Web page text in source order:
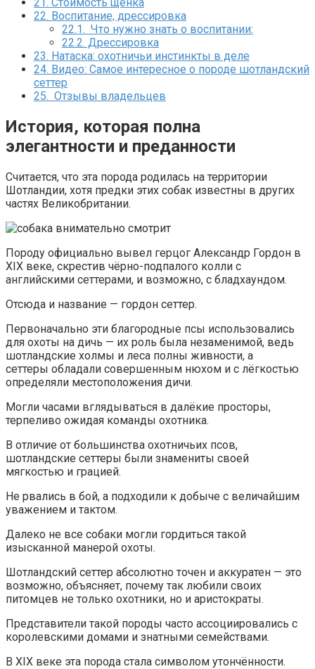
22. Воспитание, дрессировка
22.1. Что нужно знать о воспитании:
22.2. Дрессировка
23. Натаска: охотничьи инстинкты в деле
24. Видео: Самое интересное о породе шотландский
сеттер
25. Отзывы владельцев
История, которая полна
элегантности и преданности
Считается, что эта порода родилась на территории
Шотландии, хотя предки этих собак известны в других
частях Великобритании.
Породу официально вывел герцог Александр Гордон в
XIX веке, скрестив чёрно-подпалого колли с
английскими сеттерами, и возможно, с бладхаундом.
Отсюда и название — гордон сеттер.
Первоначально эти благородные псы использовались
для охоты на дичь — их роль была незаменимой, ведь
шотландские холмы и леса полны живности, а
сеттеры обладали совершенным нюхом и с лёгкостью
определяли местоположения дичи.
Могли часами вглядываться в далёкие просторы,
терпеливо ожидая команды охотника.
В отличие от большинства охотничьих псов,
шотландские сеттеры были знамениты своей
мягкостью и грацией.
Не рвались в бой, а подходили к добыче с величайшим
уважением и тактом.
Далеко не все собаки могли гордиться такой
изысканной манерой охоты.
Шотландский сеттер абсолютно точен и аккуратен — это
возможно, объясняет, почему так любили своих
питомцев не только охотники, но и аристократы.
Представители такой породы часто ассоциировались с
королевскими домами и знатными семействами.
В XIX веке эта порода стала символом утончённости.